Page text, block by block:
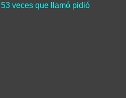
veces que llamó pidió